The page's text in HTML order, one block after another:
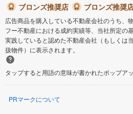
ブロンズ推奨店
ブロンズ推奨
広告商品を購入している不動産会社のうち、
フー不動産における成約実績等、当社所定の
実践していると認めた不動産会社（もしくは
扱物件）に表示されます。
タップすると用語の意味が書かれたポップア
PRマークについて